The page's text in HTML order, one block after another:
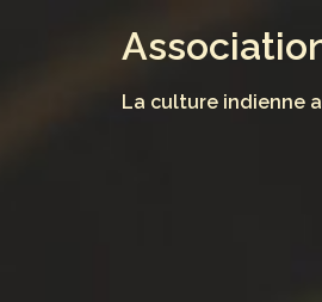
La culture indienne